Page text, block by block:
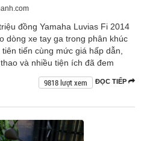
đồng Yamaha Luvias Fi 2014
dòng xe tay ga trong phân khúc
tiến cùng mức giá hấp dẫn,
và nhiều tiện ích đã đem
ĐỌC TIẾP
9818 lượt xem